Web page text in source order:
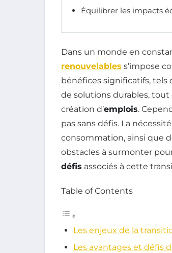
Équilibrer les impacts
Dans un monde en
renouvelables s’impose
bénéfices significatifs, tels
de solutions durables,
création d’emplois.
pas sans défis. La
consommation, ainsi que
obstacles à surmonter
défis associés à cette
Table of Contents
Les enjeux de la
Les avantages et défis